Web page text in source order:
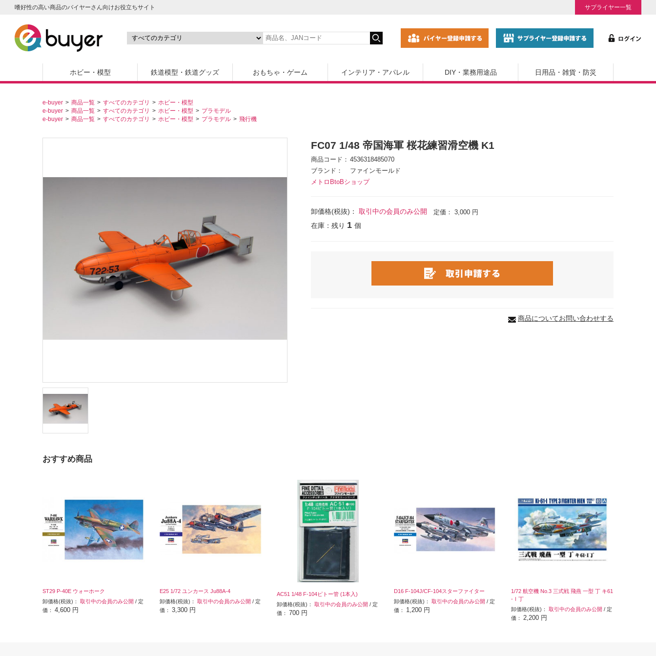
嗜好性の高い商品のバイヤーさん向けお役立ちサイト サプライヤー一覧
ホビー・模型 鉄道模型・鉄道グッズ おもちゃ・ゲーム インテリア・アパレル DIY・業務用途品 日用品・雑貨・防災
e-buyer 商品一覧 すべてのカテゴリ
ホビー・模型
e-buyer
商品一覧 すべてのカテゴリ ホビー・模型
プラモデル
e-buyer
商品一覧 すべてのカテゴリ ホビー・模型 プラモデル 飛行機
FC07 1/48 帝国海軍 桜花練習滑空機 K1
商品コード
4536318485070
ブランド
ファインモールド
メトロBtoBショップ
卸価格(税抜)： 取引中の会員のみ公開 定価： 3,000 円
在庫：残り 1 個
商品についてお問い合わせする
おすすめ商品
ST29 P-40E ウォーホーク
卸価格(税抜)： 取引中の会員のみ公開 / 定
価： 4,600 円
E25 1/72 ユンカース Ju88A-4
卸価格(税抜)： 取引中の会員のみ公開 / 定
価： 3,300 円
AC51 1/48 F-104ピトー管 (1本入)
卸価格(税抜)： 取引中の会員のみ公開 / 定
価： 700 円
D16 F-104J/CF-104スターファイター
卸価格(税抜)： 取引中の会員のみ公開 / 定
価： 1,200 円
1/72 航空機 No.3 三式戦 飛燕 一型 丁 キ61
-Ⅰ丁
卸価格(税抜)： 取引中の会員のみ公開 / 定
価： 2,200 円